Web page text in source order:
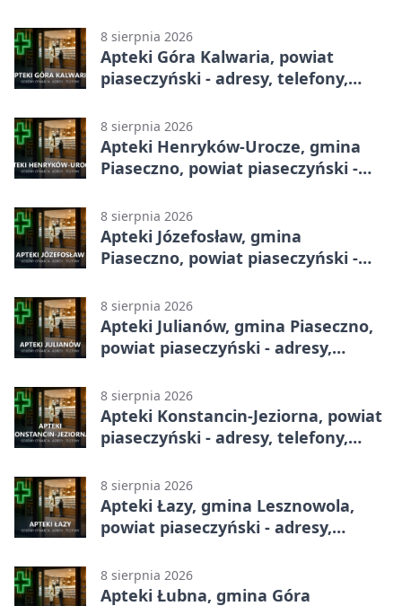
8 sierpnia 2026
Apteki Góra Kalwaria, powiat
piaseczyński - adresy, telefony,
8 sierpnia 2026
Apteki Henryków-Urocze, gmina
Piaseczno, powiat piaseczyński -
8 sierpnia 2026
Apteki Józefosław, gmina
Piaseczno, powiat piaseczyński -
8 sierpnia 2026
Apteki Julianów, gmina Piaseczno,
powiat piaseczyński - adresy,
8 sierpnia 2026
Apteki Konstancin-Jeziorna, powiat
piaseczyński - adresy, telefony,
8 sierpnia 2026
Apteki Łazy, gmina Lesznowola,
powiat piaseczyński - adresy,
8 sierpnia 2026
Apteki Łubna, gmina Góra